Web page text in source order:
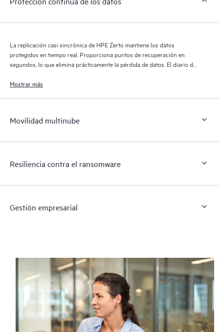
La replicación casi sincrónica de HPE Zerto mantiene los datos
protegidos en tiempo real. Proporciona puntos de recuperación en
segundos, lo que elimina prácticamente la pérdida de datos. El diario de
durante 30 días, lo que proporciona una recuperación granular y
Mostrar más
Movilidad multinube
Resiliencia contra el ransomware
Gestión empresarial